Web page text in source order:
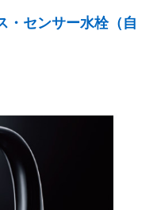
・センサー水栓（自